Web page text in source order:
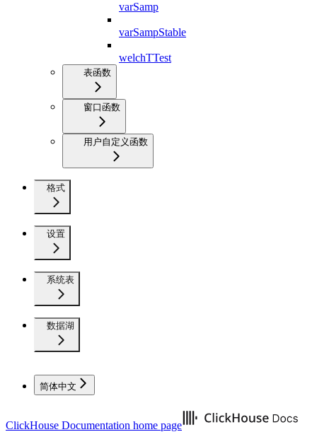
varSamp
varSampStable
welchTTest
表函数
窗口函数
用户自定义函数
格式
设置
系统表
数据湖
简体中文
ClickHouse Documentation home page